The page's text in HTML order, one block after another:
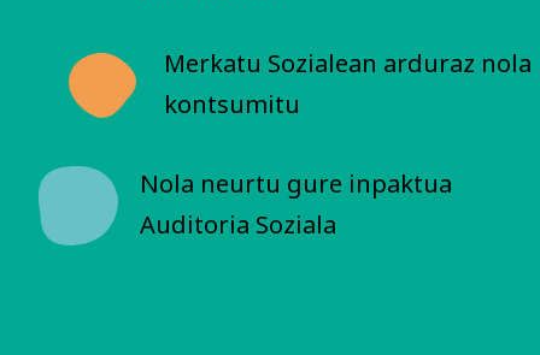
Merkatu Sozialean arduraz nola
kontsumitu
Nola neurtu gure inpaktua
Auditoria Soziala